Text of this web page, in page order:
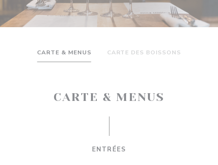
CARTE & MENUS CARTE DES BOISSONS
CARTE & MENUS
ENTRÉES